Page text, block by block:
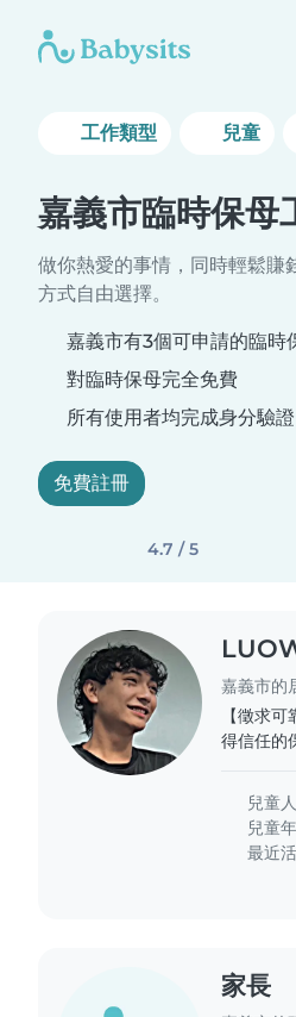
工作類型 兒童
嘉義市臨時保母
做你熱愛的事情，同時輕鬆賺
方式自由選擇。
嘉義市有3個可申請的臨時
對臨時保母完全免費
所有使用者均完成身分驗證
免費註冊
4.7 / 5
嘉義市的
【徵求可靠保姆】 因為我們夫妻
得信任的保姆幫忙照顧。
心、有責任感
兒童
兒童
最近
家長